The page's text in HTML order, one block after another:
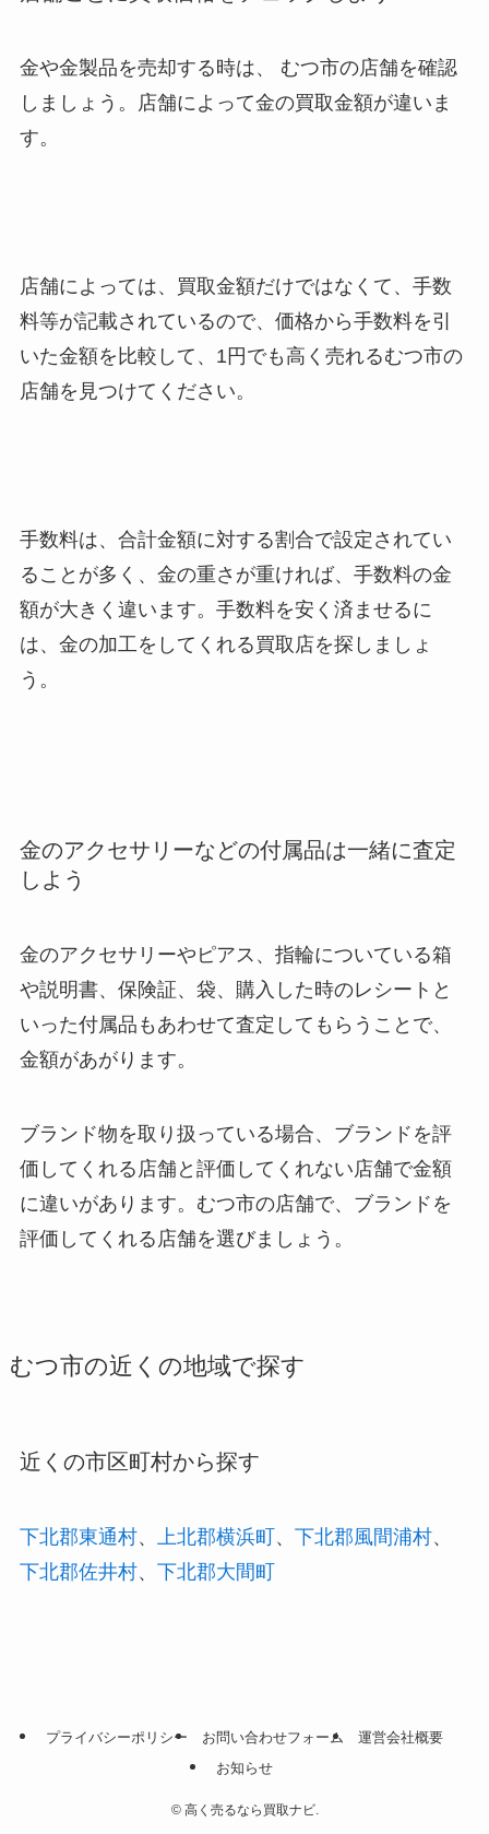
金や金製品を売却する時は、 むつ市の店舗を確認
しましょう。店舗によって金の買取金額が違いま
す。
店舗によっては、買取金額だけではなくて、手数
料等が記載されているので、価格から手数料を引
いた金額を比較して、1円でも高く売れるむつ市の
店舗を見つけてください。
手数料は、合計金額に対する割合で設定されてい
ることが多く、金の重さが重ければ、手数料の金
額が大きく違います。手数料を安く済ませるに
は、金の加工をしてくれる買取店を探しましょ
う。
金のアクセサリーなどの付属品は一緒に査定
しよう
金のアクセサリーやピアス、指輪についている箱
や説明書、保険証、袋、購入した時のレシートと
いった付属品もあわせて査定してもらうことで、
金額があがります。
ブランド物を取り扱っている場合、ブランドを評
価してくれる店舗と評価してくれない店舗で金額
に違いがあります。むつ市の店舗で、ブランドを
評価してくれる店舗を選びましょう。
むつ市の近くの地域で探す
近くの市区町村から探す
下北郡東通村、 上北郡横浜町 、 下北郡風間浦村、
下北郡佐井村、 下北郡大間町
プライバシーポリシー お問い合わせフォーム
運営会社概要
お知らせ
©高く売るなら買取ナビ.